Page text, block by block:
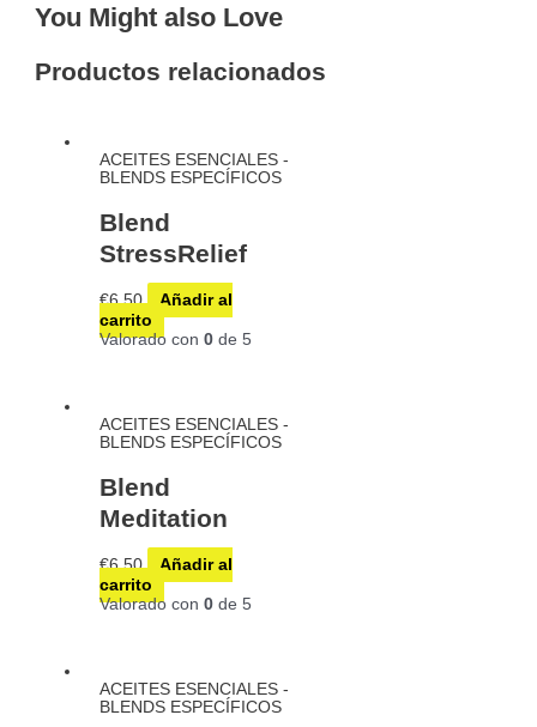
You Might also Love
Productos relacionados
ACEITES ESENCIALES -
BLENDS ESPECÍFICOS
Blend
StressRelief
€6,50
Añadir al
carrito
Valorado con 0de 5
ACEITES ESENCIALES -
BLENDS ESPECÍFICOS
Blend
Meditation
€6,50
Añadir al
carrito
Valorado con 0de 5
ACEITES ESENCIALES -
BLENDS ESPECÍFICOS